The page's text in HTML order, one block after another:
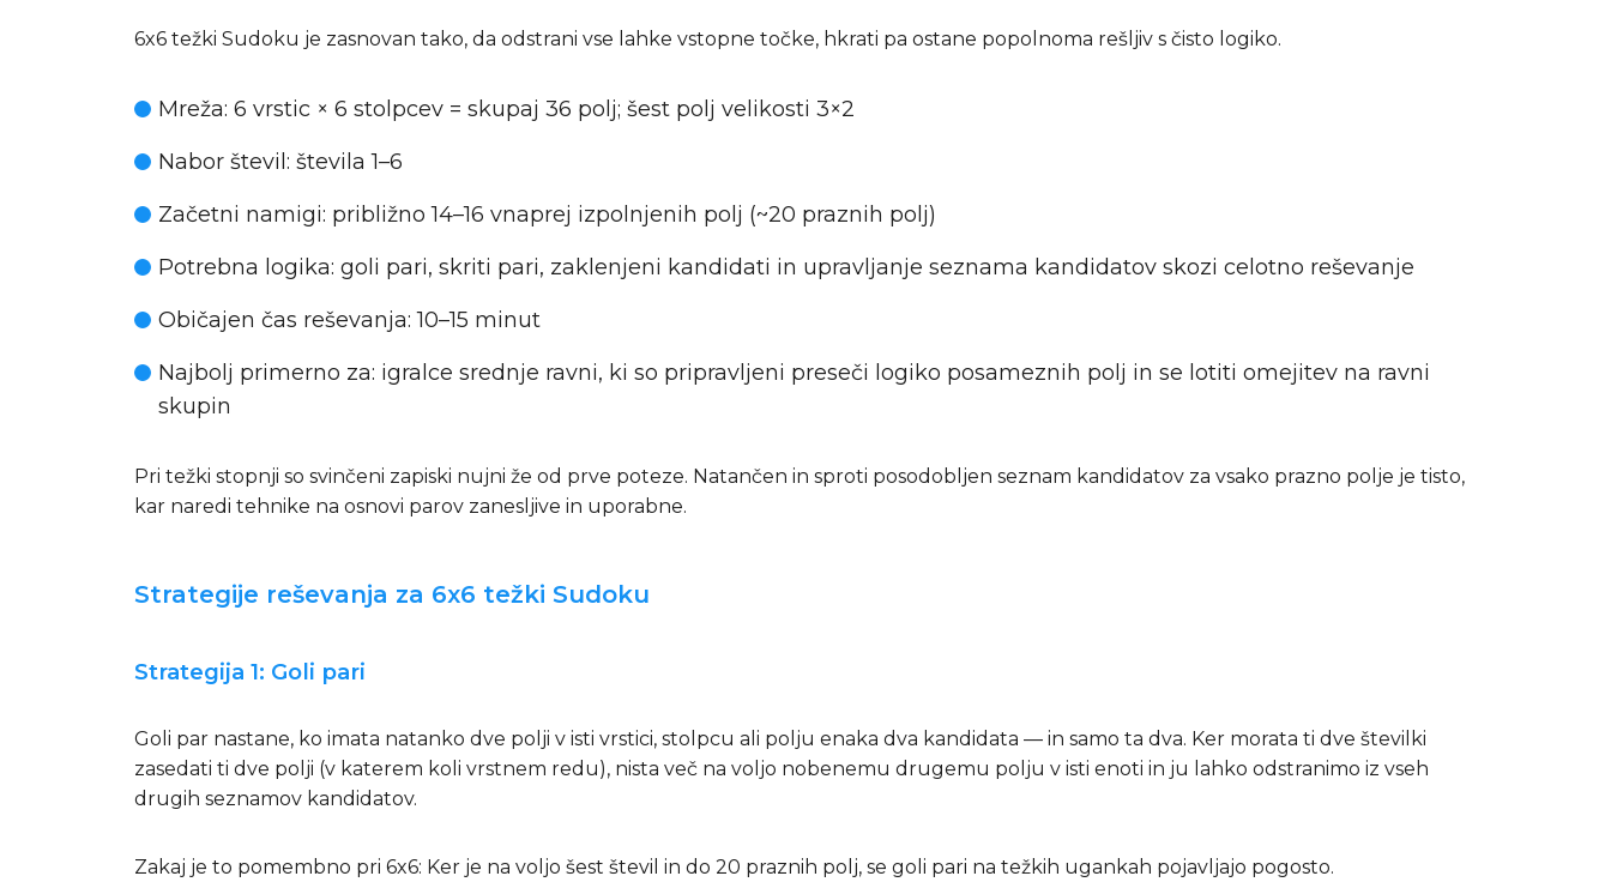
6x6 težki Sudoku je zasnovan tako, da odstrani vse lahke vstopne točke, hkrati pa ostane popolnoma rešljiv s čisto logiko.
Mreža: 6 vrstic × 6 stolpcev = skupaj 36 polj; šest polj velikosti 3×2
Nabor števil : števila 1–6
Začetni namigi: približno 14–16 vnaprej izpolnjenih polj (~20 praznih polj)
Potrebna logika: goli pari, skriti pari, zaklenjeni kandidati in upravljanje seznama kandidatov skozi celotno reševanje
Običajen čas reševanja: 10–15 minut
Najbolj primerno za: igralce srednje ravni, ki so pripravljeni preseči logiko posameznih polj in se lotiti omejitev na ravni
skupin
Pri težki stopnji so svinčeni zapiski nujni že od prve poteze. Natančen in sproti posodobljen seznam kandidatov za vsako prazno polje je tisto,
kar naredi tehnike na osnovi parov zanesljive in uporabne.
Strategije reševanja za 6x6 težki Sudoku
Strategija 1: Goli pari
Goli par nastane, ko imata natanko dve polji v isti vrstici, stolpcu ali polju enaka dva kandidata — in samo ta dva. Ker morata ti dve številki
zasedati ti dve polji (v katerem koli vrstnem redu), nista več na voljo nobenemu drugemu polju v isti enoti in ju lahko odstranimo iz vseh
drugih seznamov kandidatov.
Zakaj je to pomembno pri 6x6: Ker je na voljo šest števil in do 20 praznih polj, se goli pari na težkih ugankah pojavljajo pogosto.